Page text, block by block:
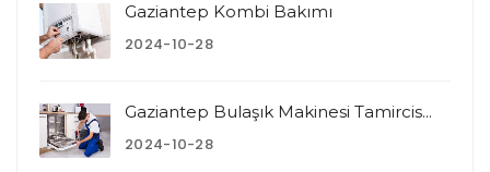
Gaziantep Kombi Bakımı
2024-10-28
Gaziantep Bulaşık Makinesi Tamircis...
2024-10-28